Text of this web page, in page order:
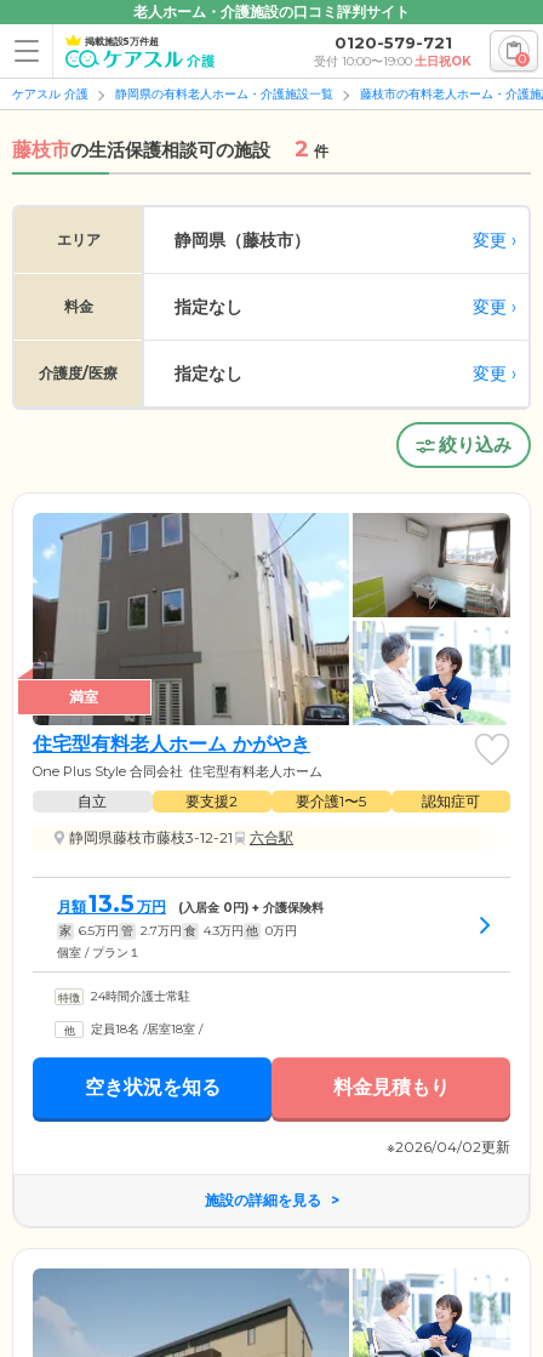
老人ホーム・介護施設の口コミ評判サイト
掲載施設5万件超 0120-579-721
受付 10:00〜19:00土日祝OK 0
ケアスル 介護 静岡県の有料老人ホーム・介護施設一覧 藤枝市の有料老人ホーム・介護
藤枝市の生活保護相談可の施設 2 件
エリア 静岡県（藤枝市） 変更
料金 指定なし 変更
介護度/医療 指定なし 変更
絞り込み
満室
住宅型有料老人ホーム かがやき
One Plus Style 合同会社 住宅型有料老人ホーム
自立 要支援2 要介護1〜5
認知症可
静岡県藤枝市藤枝3-12-21
六合駅
月額13.5 万円 (入居金 0円) + 介護保険料
家 6.5万円 管 2.7万円 食 4.3万円 他 0万円
個室 / プラン１
24時間介護士常駐
定員18名 /居室18室 /
空き状況を知る 料金見積もり
※2026/04/02更新
施設の詳細を見る